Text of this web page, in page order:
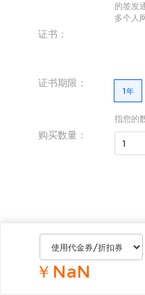
的签发
多个人
证书：
证书期限：
1年
指您的
购买数量：
￥NaN